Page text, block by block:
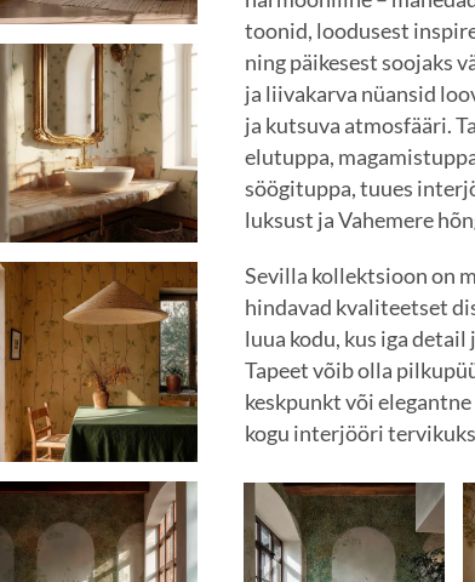
toonid, loodusest
ning päikesest soojaks
ja liivakarva nüansid
ja kutsuva atmosfääri.
elutuppa,
söögituppa, tuues
luksust ja Vahemere
Sevilla kollektsioon on
hindavad kvaliteetset
luua kodu, kus iga
Tapeet võib olla
keskpunkt või
kogu interjööri